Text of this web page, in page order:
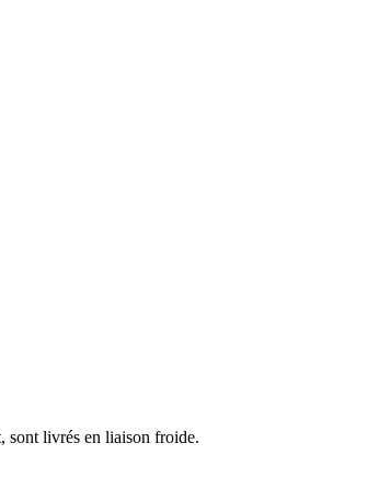
sont livrés en liaison froide.